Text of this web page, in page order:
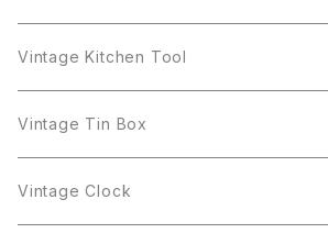
Gerry's
Giovanni
GOLD CROWN
Gerry's
Giovanni
GOLD CROWN
BSK
STAR
STAR
Trifari
Vase
Plate
Figgjo
Spoon
Luminarc
arcoroc
arcopal
Pot
Milk Pot
Spoon
Vintage Kitchen Tool
Vintage Tin Box
Vintage Clock